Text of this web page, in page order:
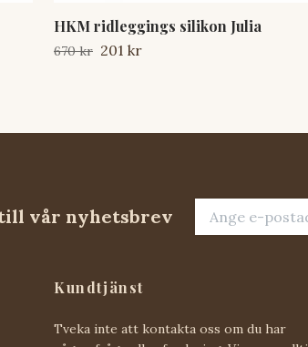
HKM ridleggings silikon Julia
670 kr 201 kr
vår nyhetsbrev
Kundtjänst
Tveka inte att kontakta oss om du har